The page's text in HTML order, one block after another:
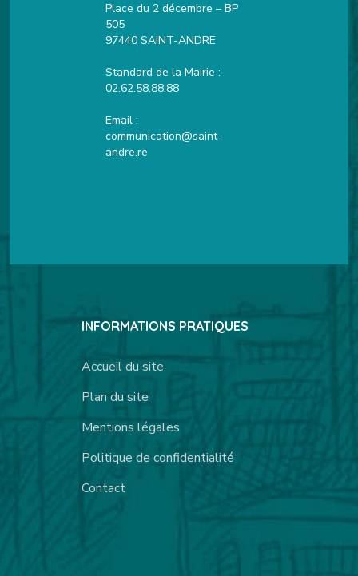
Place du 2 décembre – BP
505
97440 SAINT-ANDRE
Standard de la Mairie :
02.62.58.88.88
Email :
communication@saint-
andre.re
INFORMATIONS PRATIQUES
Accueil du site
Plan du site
Mentions légales
Politique de confidentialité
Contact